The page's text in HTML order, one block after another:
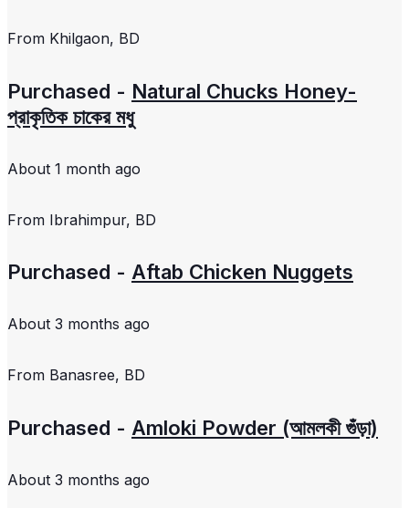
From Khilgaon, BD
Purchased - Natural Chucks Honey-
প্রাকৃতিক চাকের মধু
About 1 month ago
From Ibrahimpur, BD
Purchased - Aftab Chicken Nuggets
About 3 months ago
From Banasree, BD
Purchased - Amloki Powder (আমলকী গুঁড়া)
About 3 months ago